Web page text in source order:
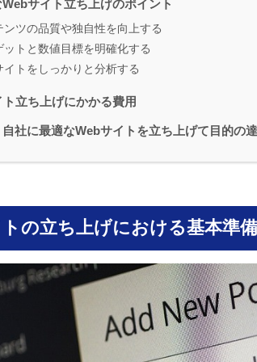
サイト立ち上げのポイント
ンツの品質や独自性を向上する
ットと数値目標を明確化する
イトをしっかりと分析する
立ち上げにかかる費用
自社に最適なWebサイトを立ち上げて目的の
の立ち上げにおける基本準備